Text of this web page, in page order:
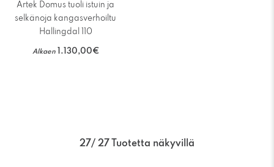
Artek Domus tuoli istuin ja
selkänoja kangasverhoiltu
Hallingdal 110
Alkaen 1.130,00€
27/ 27 Tuotetta näkyvillä